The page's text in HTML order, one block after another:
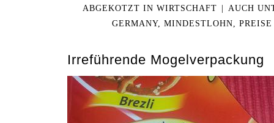
ABGEKOTZT IN WIRTSCHAFT |
AUCH
GERMANY, MINDESTLOHN PREISE
Irreführende Mogelverpackung